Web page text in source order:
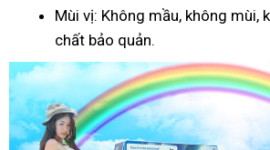
Mùi vị: Không mầu, không mùi,
chất bảo quản.